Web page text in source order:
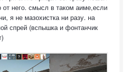
от него. смысл в таком аиме,если
я не мазохистка ни разу. на
спрей (вспышка и фонтанчик